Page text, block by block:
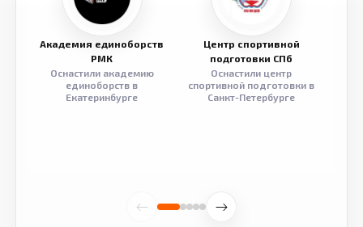
Академия единоборств
РМК
Оснастили академию
единоборств в
Екатеринбурге
Центр спортивной
подготовки СПб
Оснастили центр
спортивной подготовки в
Санкт-Петербурге